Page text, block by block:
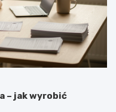
– jak wyrobić